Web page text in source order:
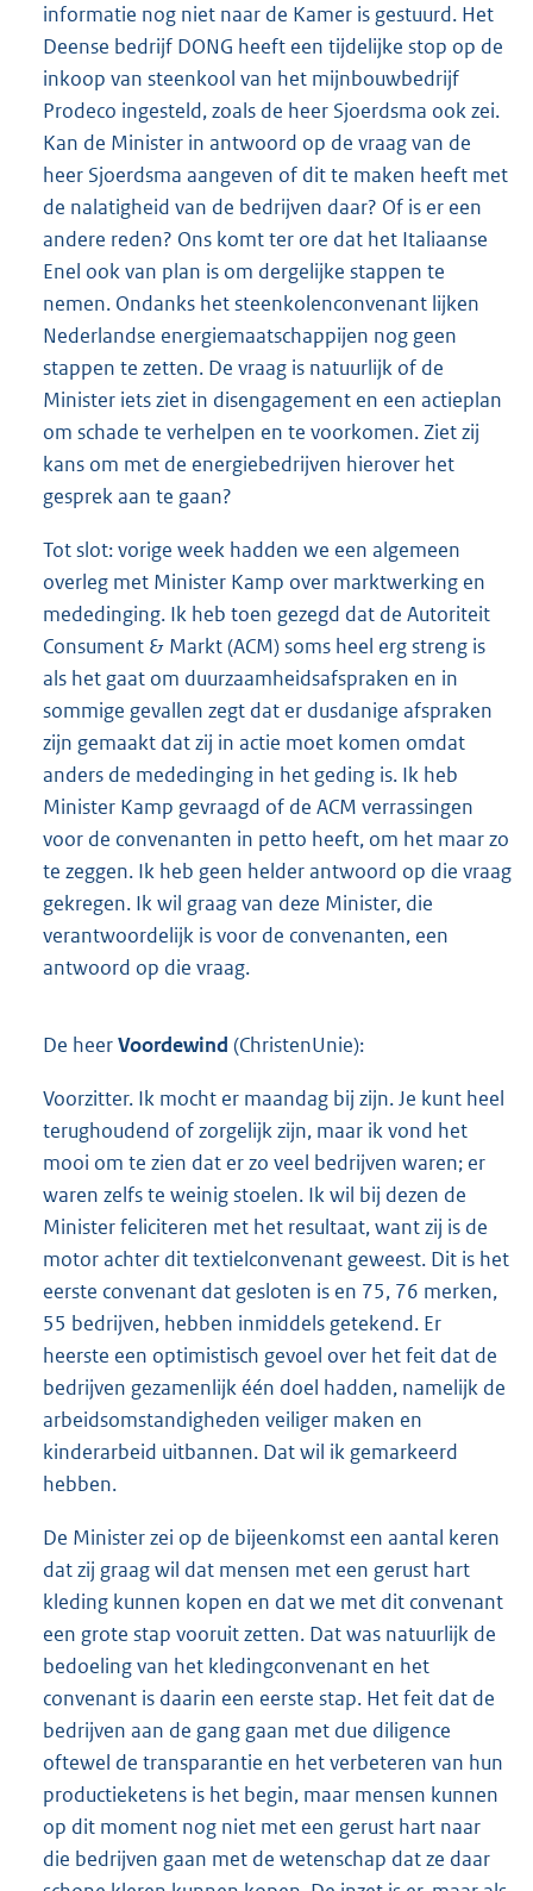
informatie nog niet naar de Kamer is gestuurd. Het
Deense bedrijf DONG heeft een tijdelijke stop op de
inkoop van steenkool van het mijnbouwbedrijf
Prodeco ingesteld, zoals de heer Sjoerdsma ook zei.
Kan de Minister in antwoord op de vraag van de
heer Sjoerdsma aangeven of dit te maken heeft met
de nalatigheid van de bedrijven daar? Of is er een
andere reden? Ons komt ter ore dat het Italiaanse
Enel ook van plan is om dergelijke stappen te
nemen. Ondanks het steenkolenconvenant lijken
Nederlandse energiemaatschappijen nog geen
stappen te zetten. De vraag is natuurlijk of de
Minister iets ziet in disengagement en een actieplan
om schade te verhelpen en te voorkomen. Ziet zij
kans om met de energiebedrijven hierover het
gesprek aan te gaan?
Tot slot: vorige week hadden we een algemeen
overleg met Minister Kamp over marktwerking en
mededinging. Ik heb toen gezegd dat de Autoriteit
Consument & Markt (ACM) soms heel erg streng is
als het gaat om duurzaamheidsafspraken en in
sommige gevallen zegt dat er dusdanige afspraken
zijn gemaakt dat zij in actie moet komen omdat
anders de mededinging in het geding is. Ik heb
Minister Kamp gevraagd of de ACM verrassingen
voor de convenanten in petto heeft, om het maar zo
te zeggen. Ik heb geen helder antwoord op die vraag
gekregen. Ik wil graag van deze Minister, die
verantwoordelijk is voor de convenanten, een
antwoord op die vraag.
De heerVoordewind (ChristenUnie):
Voorzitter. Ik mocht er maandag bij zijn. Je kunt heel
terughoudend of zorgelijk zijn, maar ik vond het
mooi om te zien dat er zo veel bedrijven waren; er
waren zelfs te weinig stoelen. Ik wil bij dezen de
Minister feliciteren met het resultaat, want zij is de
motor achter dit textielconvenant geweest. Dit is het
eerste convenant dat gesloten is en 75, 76 merken,
55 bedrijven, hebben inmiddels getekend. Er
heerste een optimistisch gevoel over het feit dat de
bedrijven gezamenlijk één doel hadden, namelijk de
arbeidsomstandigheden veiliger maken en
kinderarbeid uitbannen. Dat wil ik gemarkeerd
hebben.
De Minister zei op de bijeenkomst een aantal keren
dat zij graag wil dat mensen met een gerust hart
kleding kunnen kopen en dat we met dit convenant
een grote stap vooruit zetten. Dat was natuurlijk de
bedoeling van het kledingconvenant en het
convenant is daarin een eerste stap. Het feit dat de
bedrijven aan de gang gaan met due diligence
oftewel de transparantie en het verbeteren van hun
productieketens is het begin, maar mensen kunnen
op dit moment nog niet met een gerust hart naar
die bedrijven gaan met de wetenschap dat ze daar